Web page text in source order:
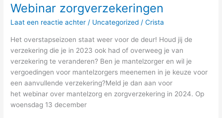
Webinar zorgverzekeringen
Laat een reactie achter / Uncategorized /Crista
Het overstapseizoen staat weer voor de deur! Houd jij de
verzekering die je in 2023 ook had of overweeg je van
verzekering te veranderen? Ben je mantelzorger en wil je
vergoedingen voor mantelzorgers meenemen in je keuze voor
een aanvullende verzekering?Meld je dan aan voor
het webinar over mantelzorg en zorgverzekering in 2024. Op
woensdag 13 december